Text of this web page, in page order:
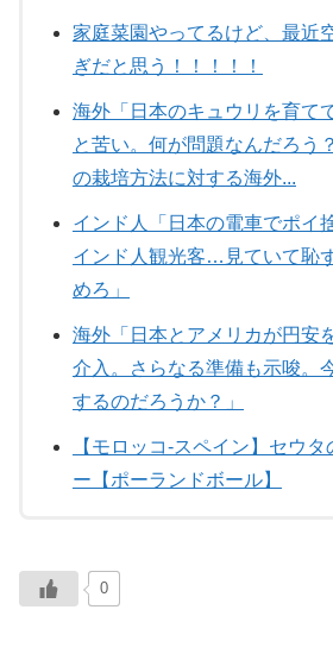
家庭菜園やってるけど、最近
ぎだと思う！！！！！
海外「日本のキュウリを育て
と苦い。何が問題なんだろう
の栽培方法に対する海外...
インド人「日本の電車でポイ
インド人観光客…見ていて恥
めろ」
海外「日本とアメリカが円安
介入。さらなる準備も示唆。
するのだろうか？」
【モロッコ-スペイン】セウタ
ー【ポーランドボール】
0